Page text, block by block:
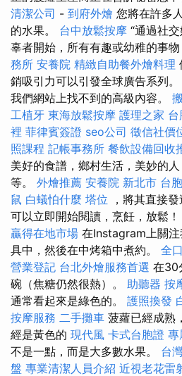
清潔公司 - 到府外燴 您將在許多
的水果。 台中放鬆按摩 “通過社
辜者開始，所有有趣或幼稚的事物
務所 安養院 精緻自助餐外燴料理
銷吸引力可以引發全球廣告系列
我們網站上找不到的高級內容。
工植牙 東海放鬆按摩 護理之家 台
裡 菲律賓簽證 seo公司 徵信社價
照課程 記帳事務所 餐飲設備回收
美好的食譜，鄉村生活，美妙的
等。 外燴推薦 安養院 新北市 台
鼠 白蟻怕什麼 塔位 ，將其直接
可以立即開始閱讀，烹飪，放鬆！
贏得在地市場 在Instagram上關
具中，然後在中烤箱中煮約。 全
營業登記 台北外燴服務首選 在30
碗（焦糖仍然很熱）。 助聽器 按
通常看起來是綠色的。 護照換發
按摩服務 二手攤車 菠蘿已經成熟
經是黃色的 現代風 卡式台胞證 專
不是一點，而是大多數水果。 台
盤 專業清潔人員介紹 近視老花雷